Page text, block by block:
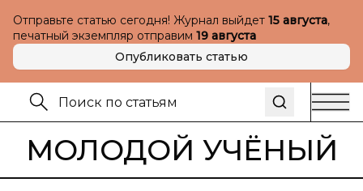
Отправьте статью сегодня! Журнал выйдет 15 августа,
печатный экземпляр отправим 19 августа
Опубликовать статью
МОЛОДОЙ УЧЁНЫЙ